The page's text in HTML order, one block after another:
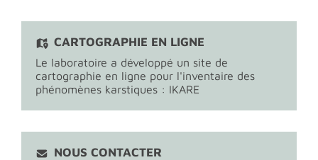
CARTOGRAPHIE EN LIGNE
Le laboratoire a développé un site de
cartographie en ligne pour l'inventaire des
phénomènes karstiques : IKARE
NOUS CONTACTER